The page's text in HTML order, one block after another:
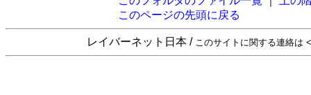
このページの先頭に戻る
レイバーネット日本 / このサイトに関する連絡は